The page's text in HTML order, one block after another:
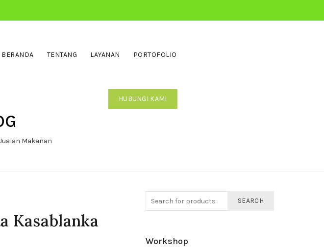
BERANDA TENTANG LAYANAN PORTOFOLIO
HUBUNGI KAMI
Makanan
Kasablanka
SEARCH
Workshop